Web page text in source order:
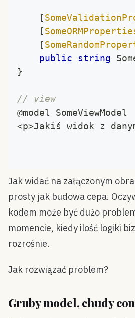
[
[
[
public
string
}
// view
@model SomeViewModel
<p>Jakiś widok z
Jak widać na załączonym
prosty jak budowa cepa.
kodem może być dużo
momencie, kiedy ilość logiki
rozrośnie.
Jak rozwiązać problem?
Gruby model, chudy